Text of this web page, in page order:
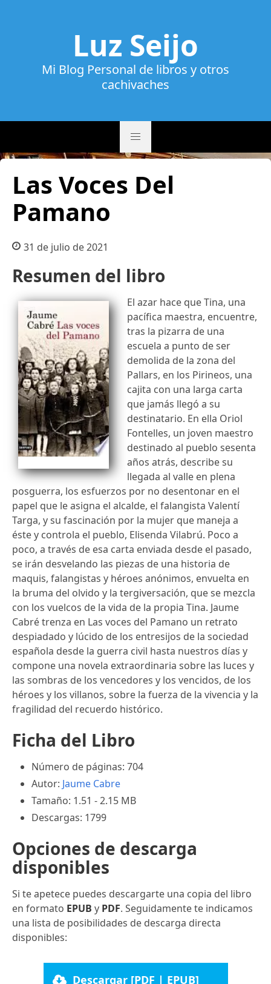
Luz Seijo
Mi Blog Personal de libros y otros
cachivaches
Las Voces Del
Pamano
31 de julio de 2021
Resumen del libro
El azar hace que Tina, una
pacífica maestra, encuentre,
tras la pizarra de una
escuela a punto de ser
demolida de la zona del
Pallars, en los Pirineos, una
cajita con una larga carta
que jamás llegó a su
destinatario. En ella Oriol
Fontelles, un joven maestro
destinado al pueblo sesenta
años atrás, describe su
llegada al valle en plena
posguerra, los esfuerzos por no desentonar en el
papel que le asigna el alcalde, el falangista Valentí
Targa, y su fascinación por la mujer que maneja a
éste y controla el pueblo, Elisenda Vilabrú. Poco a
poco, a través de esa carta enviada desde el pasado,
se irán desvelando las piezas de una historia de
maquis, falangistas y héroes anónimos, envuelta en
la bruma del olvido y la tergiversación, que se mezcla
con los vuelcos de la vida de la propia Tina. Jaume
Cabré trenza en Las voces del Pamano un retrato
despiadado y lúcido de los entresijos de la sociedad
española desde la guerra civil hasta nuestros días y
compone una novela extraordinaria sobre las luces y
las sombras de los vencedores y los vencidos, de los
héroes y los villanos, sobre la fuerza de la vivencia y la
fragilidad del recuerdo histórico.
Ficha del Libro
Número de páginas: 704
Autor: Jaume Cabre
Tamaño: 1.51 - 2.15 MB
Descargas: 1799
Opciones de descarga
disponibles
Si te apetece puedes descargarte una copia del libro
en formato EPUB y PDF. Seguidamente te indicamos
una lista de posibilidades de descarga directa
disponibles:
Descargar [PDF | EPUB]